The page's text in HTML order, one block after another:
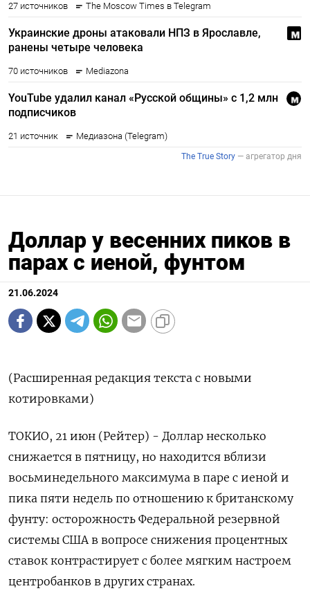
Доллар у весенних пиков в
парах с иеной, фунтом
21.06.2024
(Расширенная редакция текста с новыми
котировками)
ТОКИО, 21 июн (Рейтер) - Доллар несколько
снижается в пятницу, но находится вблизи
восьминедельного максимума в паре с иеной и
пика пяти недель по отношению к британскому
фунту: осторожность Федеральной резервной
системы США в вопросе снижения процентных
ставок контрастирует с более мягким настроем
центробанков в других странах.